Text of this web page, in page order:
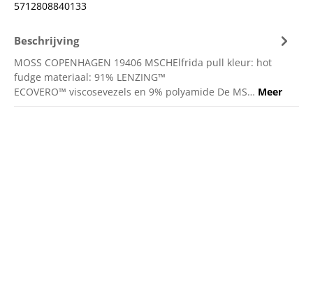
5712808840133
Beschrijving
MOSS COPENHAGEN 19406 MSCHElfrida pull kleur: hot
fudge materiaal: 91% LENZING™
ECOVERO™ viscosevezels en 9% polyamide De MS… Meer